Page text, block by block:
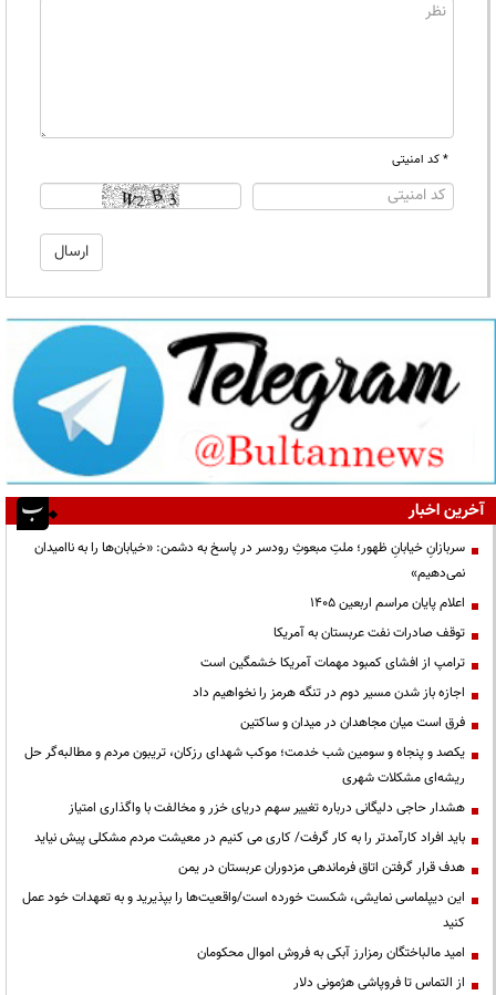
* کد امنیتی
آخرین اخبار
سربازانِ خیابانِ ظهور؛ ملتِ مبعوثِ رودسر در پاسخ به دشمن: «خیابان‌ها را به ناامیدان
نمی‌دهیم»
اعلام پایان مراسم اربعین ۱۴۰۵
توقف صادرات نفت عربستان به آمریکا
ترامپ از افشای کمبود مهمات آمریکا خشمگین است
اجازه باز شدن مسیر دوم در تنگه هرمز را نخواهیم داد
فرق است میان مجاهدان در میدان و ساکتین
یکصد و پنجاه و سومین شب خدمت؛ موکب شهدای رزکان، تریبون مردم و مطالبه‌گر حل
ریشه‌ای مشکلات شهری
هشدار حاجی دلیگانی درباره تغییر سهم دریای خزر و مخالفت با واگذاری امتیاز
باید افراد کارآمدتر را به کار گرفت/ کاری می کنیم در معیشت مردم مشکلی پیش نیاید
هدف قرار گرفتن اتاق‌ فرماندهی مزدوران عربستان در یمن
این دیپلماسی نمایشی، شکست خورده است/واقعیت‌ها را بپذیرید و به تعهدات خود عمل
کنید
امید مالباختگان رمزارز آبکی به فروش اموال محکومان
از التماس تا فروپاشی هژمونی دلار